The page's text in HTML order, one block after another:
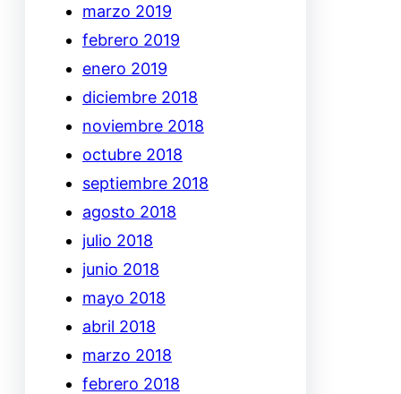
marzo 2019
febrero 2019
enero 2019
diciembre 2018
noviembre 2018
octubre 2018
septiembre 2018
agosto 2018
julio 2018
junio 2018
mayo 2018
abril 2018
marzo 2018
febrero 2018